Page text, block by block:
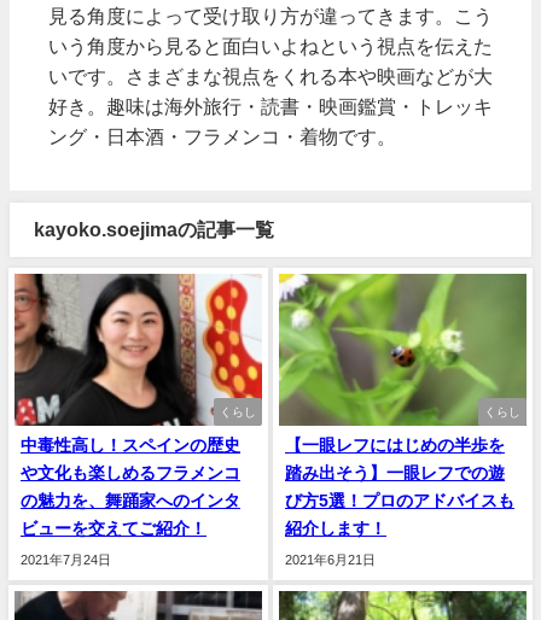
見る角度によって受け取り方が違ってきます。こう
いう角度から見ると面白いよねという視点を伝えた
いです。さまざまな視点をくれる本や映画などが大
好き。趣味は海外旅行・読書・映画鑑賞・トレッキ
ング・日本酒・フラメンコ・着物です。
kayoko.soejimaの記事一覧
くらし
中毒性高し！スペインの歴史
や文化も楽しめるフラメンコ
の魅力を、舞踊家へのインタ
ビューを交えてご紹介！
2021年7月24日
くらし
【一眼レフにはじめの半歩を
踏み出そう】一眼レフでの遊
び方5選！プロのアドバイスも
紹介します！
2021年6月21日